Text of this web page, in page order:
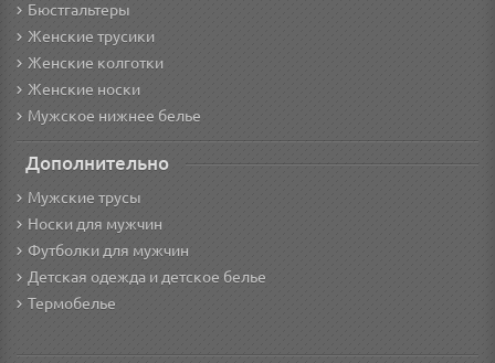
Бюстгальтеры
Женские трусики
Женские колготки
Женские носки
Мужское нижнее белье
Дополнительно
Мужские трусы
Носки для мужчин
Футболки для мужчин
Детская одежда и детское белье
Термобелье